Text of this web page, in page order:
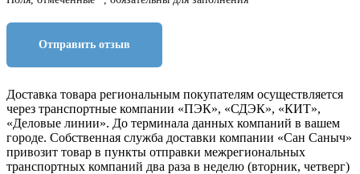
Отправить отзыв
Доставка товара региональным покупателям осуществляется
через транспортные компании «ПЭК», «СДЭК», «КИТ»,
«Деловые линии». До терминала данных компаний в вашем
городе. Собственная служба доставки компании «Сан Саныч»
привозит товар в пункты отправки межрегиональных
транспортных компаний два раза в неделю (вторник, четверг)